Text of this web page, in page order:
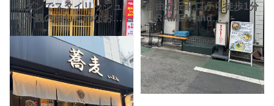
モダンでスタイリッシュ
な外観のおしゃれなお店
★なんとラーメン屋さん
なんです。2021年にオー
プンした「麺うらた」さ
ん。店主さんこだわりの
塩そばがメインのお店で
す
自由が丘北口から徒歩1分
「RAMEN and
TSUKEMEN Number.9」
さん。公式「X」による
と、国産丸鶏と鴨、国産
豚をMIXした特製豚鶏清
湯スープ、